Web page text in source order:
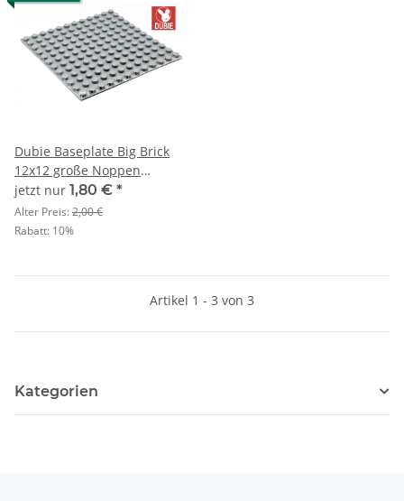
Dubie Baseplate Big Brick
12x12 große Noppen
Hellgrau
jetzt nur 1,80 € *
Alter Preis:2,00 €
Rabatt: 10%
Artikel 1 - 3 von 3
Kategorien